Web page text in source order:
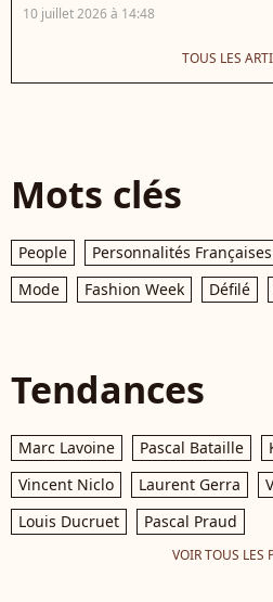
10 juillet 2026 à 14:48
TOUS LES
Mots clés
People Personnalités Françaises
Mode
Fashion Week Défilé
Tendances
Marc Lavoine Pascal Bataille
Vincent Niclo
Laurent Gerra
Louis Ducruet
Pascal Praud
VOIR TOUS LES